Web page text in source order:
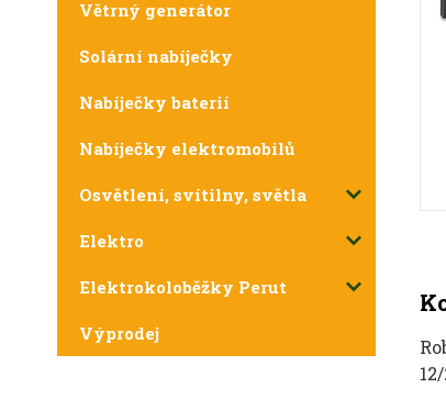
Větrný generátor
Solární nabíječky
Nabíječky baterií
Nabíječky elektromobilů
Osvětlení, svítilny, světla
Elektro
Elektrokoloběžky Perut
Výprodej